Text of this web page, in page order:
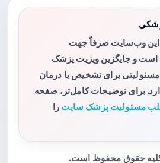
این وب‌سایت صرفاً جهت
و جایگزین ویزیت پزشک
برای تشخیص یا درمان
برای توضیحات کامل‌تر، صفحه
مسئولیت پزشک سایت را